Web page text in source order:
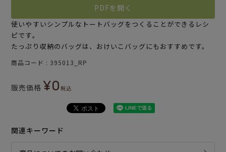
PDFを開く
使いやすいシンプルなトートバッグをつくることができるレシ
ピです。
たっぷり収納のバッグは、おけいこバッグにもおすすめです。
商品コード 395013_RP
販売価格 ¥0税込
関連キーワード